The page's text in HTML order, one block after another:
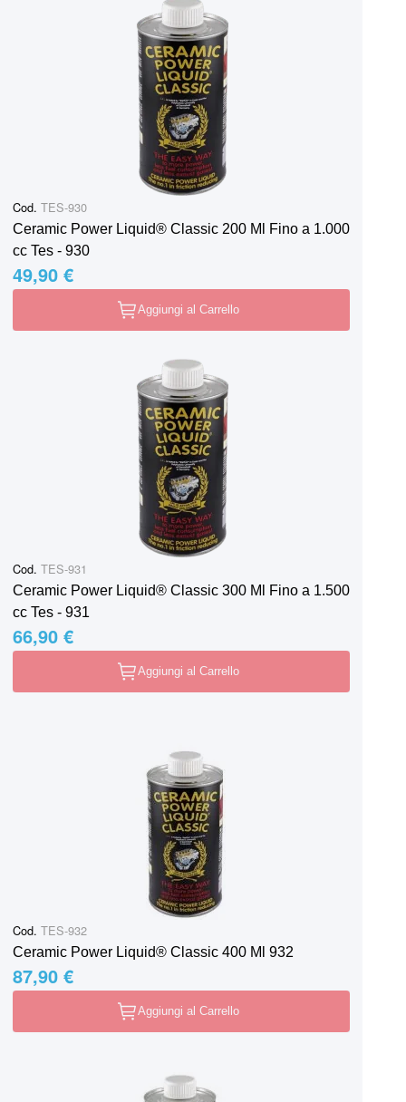
Cod. TES-930
Ceramic Power Liquid® Classic 200 Ml Fino a 1.000
cc Tes - 930
49,90 €
Aggiungi al Carrello
Cod. TES-931
Ceramic Power Liquid® Classic 300 Ml Fino a 1.500
cc Tes - 931
66,90 €
Aggiungi al Carrello
Cod. TES-932
Ceramic Power Liquid® Classic 400 Ml 932
87,90 €
Aggiungi al Carrello